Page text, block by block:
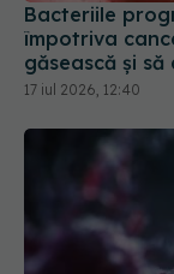
Bacteriile
împotriva
găsească și
17 iul 2026, 12:40